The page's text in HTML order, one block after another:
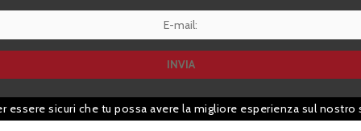
essere sicuri che tu possa avere la migliore esperienza sul nostro